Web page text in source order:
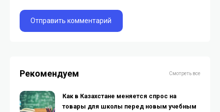
Рекомендуем Смотреть все
Как в Казахстане меняется спрос на
товары для школы перед новым учебным